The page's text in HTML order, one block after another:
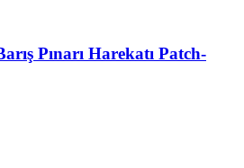
Pınarı Harekatı Patch-